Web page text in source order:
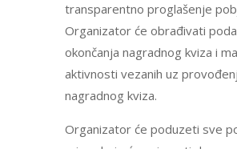
transparentno proglašenje
Organizator će obrađivati
okončanja nagradnog kviza i
aktivnosti vezanih uz
nagradnog kviza.
Organizator će poduzeti sve